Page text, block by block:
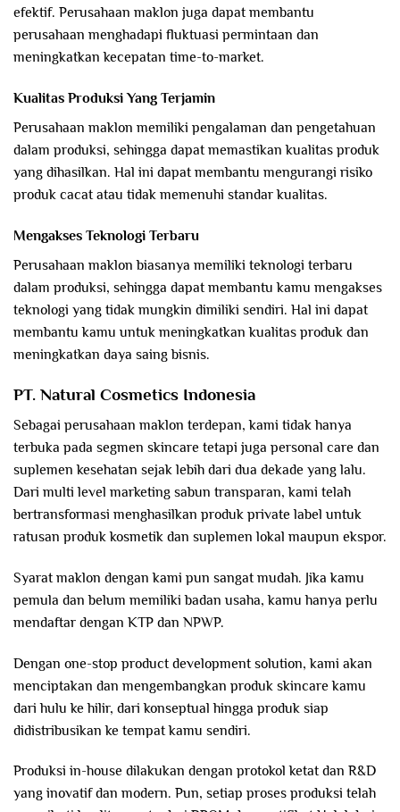
efektif. Perusahaan maklon juga dapat membantu
perusahaan menghadapi fluktuasi permintaan dan
meningkatkan kecepatan time-to-market.
Kualitas Produksi Yang Terjamin
Perusahaan maklon memiliki pengalaman dan pengetahuan
dalam produksi, sehingga dapat memastikan kualitas produk
yang dihasilkan. Hal ini dapat membantu mengurangi risiko
produk cacat atau tidak memenuhi standar kualitas.
Mengakses Teknologi Terbaru
Perusahaan maklon biasanya memiliki teknologi terbaru
dalam produksi, sehingga dapat membantu kamu mengakses
teknologi yang tidak mungkin dimiliki sendiri. Hal ini dapat
membantu kamu untuk meningkatkan kualitas produk dan
meningkatkan daya saing bisnis.
PT. Natural Cosmetics Indonesia
Sebagai perusahaan maklon terdepan, kami tidak hanya
terbuka pada segmen skincare tetapi juga personal care dan
suplemen kesehatan sejak lebih dari dua dekade yang lalu.
Dari multi level marketing sabun transparan, kami telah
bertransformasi menghasilkan produk private label untuk
ratusan produk kosmetik dan suplemen lokal maupun ekspor.
Syarat maklon dengan kami pun sangat mudah. Jika kamu
pemula dan belum memiliki badan usaha, kamu hanya perlu
mendaftar dengan KTP dan NPWP.
Dengan one-stop product development solution, kami akan
menciptakan dan mengembangkan produk skincare kamu
dari hulu ke hilir, dari konseptual hingga produk siap
didistribusikan ke tempat kamu sendiri.
Produksi in-house dilakukan dengan protokol ketat dan R&D
yang inovatif dan modern. Pun, setiap proses produksi telah